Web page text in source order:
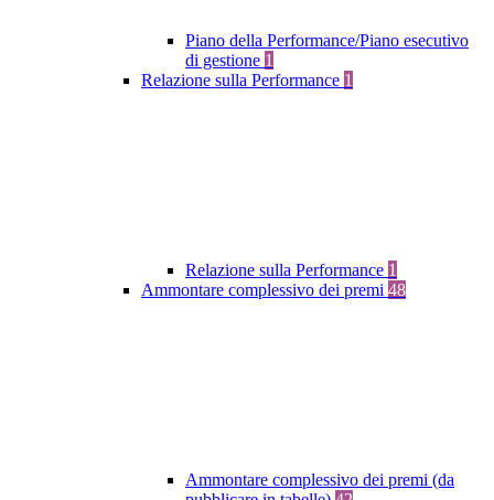
Piano della Performance/Piano esecutivo
di gestione 1
Relazione sulla Performance 1
Relazione sulla Performance 1
Ammontare complessivo dei premi 48
Ammontare complessivo dei premi (da